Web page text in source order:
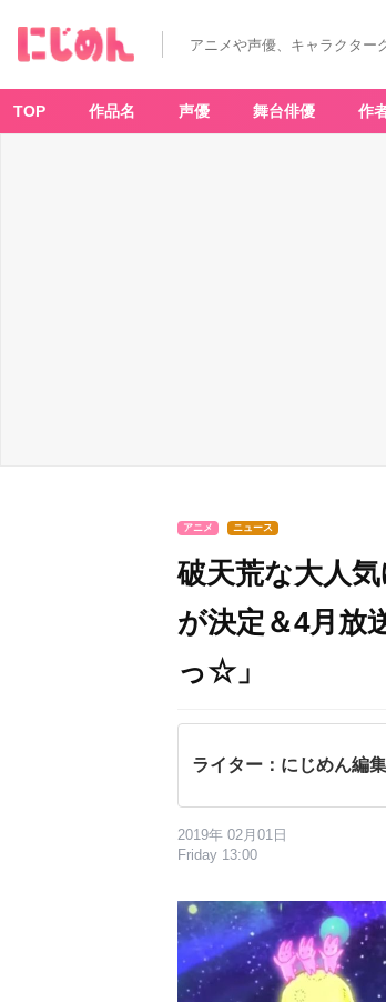
アニメや声優、キャラクター
TOP 作品名 声優 舞台俳優 作
アニメ ニュース
破天荒な大人
が決定＆4月放
っ☆」
ライター：にじめん編
2019年 02月01日
Friday 13:00